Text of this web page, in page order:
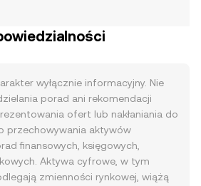
wyłącznie informacyjny. Nie
porad ani rekomendacji
ofert lub nakłaniania do
przechowywania aktywów
finansowych, księgowych,
Aktywa cyfrowe, w tym
zmienności rynkowej, wiążą